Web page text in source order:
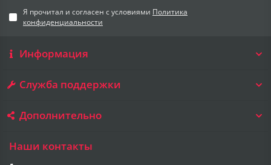
Я прочитал и согласен с условиями Политика
конфиденциальности
Информация
Служба поддержки
Дополнительно
Наши контакты